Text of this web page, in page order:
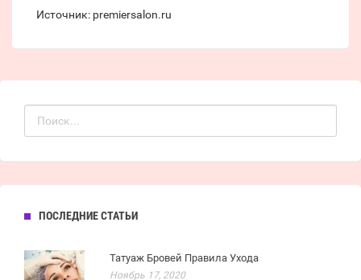
Источник: premiersalon.ru
ПОСЛЕДНИЕ СТАТЬИ
Татуаж Бровей Правила Ухода
Ноябрь 17, 2020